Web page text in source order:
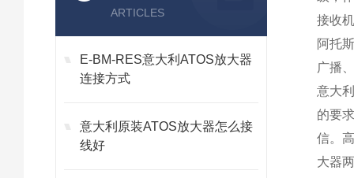
ARTICLES
E-BM-RES意大利ATOS放大器
连接方式
意大利原装ATOS放大器怎么接
线好
接收
阿托
广播
意大
的要
信。
大器